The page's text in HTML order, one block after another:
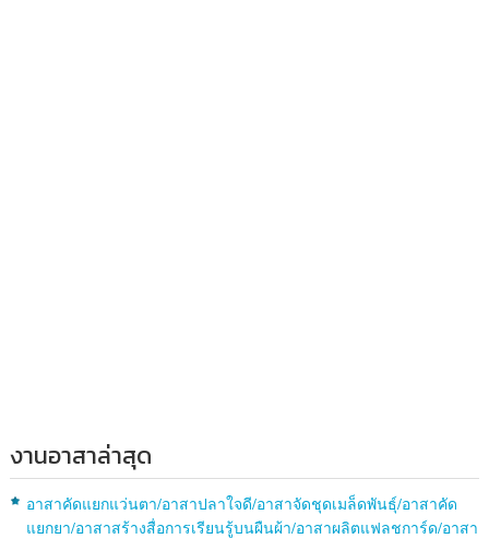
งานอาสาล่าสุด
อาสาคัดแยกแว่นตา/อาสาปลาใจดี/อาสาจัดชุดเมล็ดพันธุ์/อาสาคัด
แยกยา/อาสาสร้างสื่อการเรียนรู้บนผืนผ้า/อาสาผลิตแฟลชการ์ด/อาสา